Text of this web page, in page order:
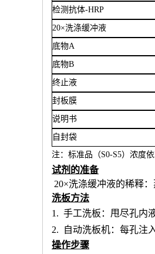
检测抗体-HRP
20×洗涤缓冲液
底物A
底物B
终止液
封板膜
说明书
自封袋
注：标准品（S0-S5）浓度
试剂的准备
20×洗涤缓冲液的稀释
洗板方法
1. 手工洗板：甩尽孔内
2.
自动洗板机：每孔注
操作步骤